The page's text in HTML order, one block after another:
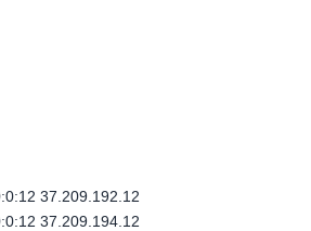
37.209.192.12
37.209.194.12